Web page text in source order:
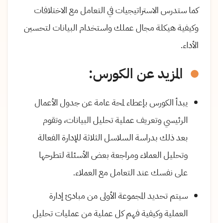
كما ستدرس الاستراتيجيات في التعامل مع الاختلافات
وكيفية هيكلة مجال عملك واستخدام البيانات لتحسين
الأداء.
المزيد عن الكورس:
يبدأ الكورس بإعطاء لمحة عامة عن جدول الأعمال
الرئيسي وتعريف عملية تحليل البيانات، وتقوم
بعد ذلك بدراسة السلاسل الثلاثة للإدارة الفعالة
وتحليل العملاء ومراجعة بعض الأسئلة لتطرحها
على نفسك عند التعامل مع العملاء.
سيتم تحديد المجموعة الأولى من مبادئ إدارة
العملية وكيفية فهم كل عملية من عمليات تحليل